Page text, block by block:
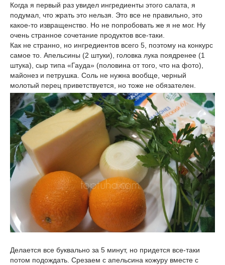
Когда я первый раз увидел ингредиенты этого салата, я
подумал, что жрать это нельзя. Это все не правильно, это
какое-то извращенство. Но не попробовать же я не мог. Ну
очень странное сочетание продуктов все-таки.
Как не странно, но ингредиентов всего 5, поэтому на конкурс
самое то. Апельсины (2 штуки), головка лука поядренее (1
штука), сыр типа «Гауда» (половина от того, что на фото),
майонез и петрушка. Соль не нужна вообще, черный
молотый перец приветствуется, но тоже не обязателен.
Делается все буквально за 5 минут, но придется все-таки
потом подождать. Срезаем с апельсина кожуру вместе с